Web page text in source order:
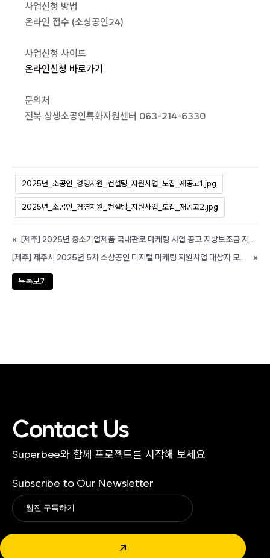
사업신청 방법
온라인 접수 (소상공인24)
사업신청 사이트
온라인신청 바로가기
문의처
전북 상생소공인특화지원센터 063-214-6330
2025년_소공인_경영지원_컨설팅_지원사업_모집_재공고1.jpg
2025년_소공인_경영지원_컨설팅_지원사업_모집_재공고2.jpg
«
[제주] 2025년 중소기업제품 국내판로 마케팅 사업 공고 지방보조금 지원계획 (경정)공고
[제주] 제주시 2025년 5차 소상공인 디지털 마케팅 지원사업 대상자 모집 공고
»
목록보기
Contact Us
Superbee와 함께 프로젝트를 시작해 보세요
Subscribe to Our Newsletter
↗
Alternative: